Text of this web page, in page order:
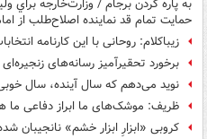
به پاره کردن برجام / وزارت‌خارجه براي
حمایت تمام قد نماینده اصلاح‌طلب از
زیباکلام: روحانی با این کارنامه انتخابات 96 را واگذار
برخورد تحقیرآمیز رسانه‌های
نوید می‌دهم که سال آینده، سال
ظریف: موشک‌های ما ابراز دفاعی ما
کروبی «ابزارِ ابزار خشم» نانجيبان